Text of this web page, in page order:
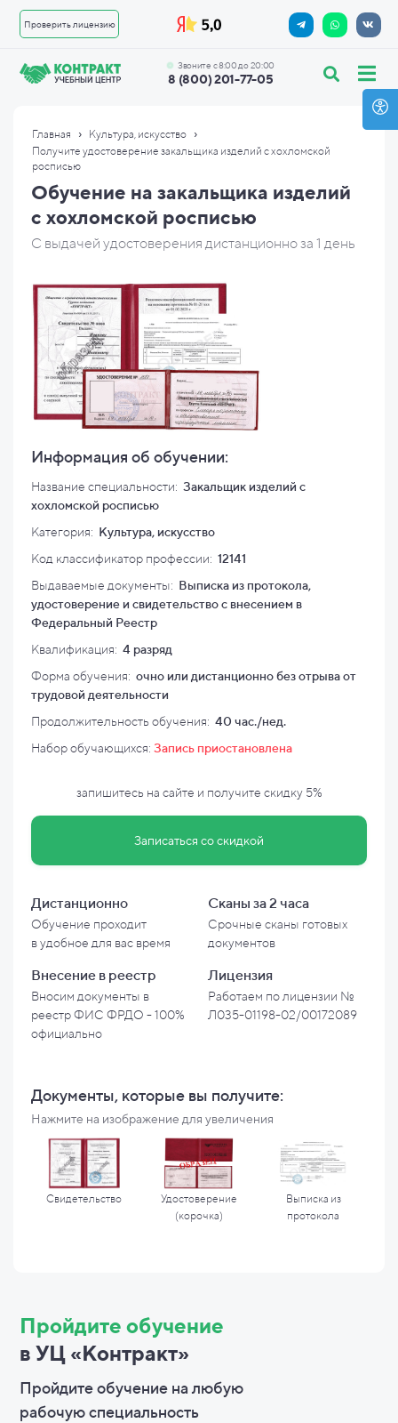
Проверить лицензию
8 (800) 201-77-05
Звоните с 8:00 до 20:00
Главная › Культура, искусство ›
Получите удостоверение закальщика изделий с хохломской
росписью
Обучение на закальщика изделий
с хохломской росписью
С выдачей удостоверения дистанционно за 1 день
Информация об обучении:
Название специальности: Закальщик изделий с
хохломской росписью
Категория: Культура, искусство
Код классификатор профессии: 12141
Выдаваемые документы: Выписка из протокола,
удостоверение и свидетельство с внесением в
Федеральный Реестр
Квалификация: 4 разряд
Форма обучения: очно или дистанционно без отрыва от
трудовой деятельности
Продолжительность обучения: 40 час./нед.
Набор обучающихся: Запись приостановлена
запишитесь на сайте и получите скидку 5%
Записаться со скидкой
Дистанционно
Обучение проходит
вудобное для вас время
Сканы за 2 часа
Срочные сканы готовых
документов
Внесение в реестр
Вносим документы в
реестр ФИС ФРДО - 100%
официально
Лицензия
Работаем по лицензии №
Л035-01198-02/00172089
Документы, которые вы получите:
Нажмите на изображение для увеличения
Свидетельство
Удостоверение
(корочка)
Выписка из
протокола
Пройдите обучение
в УЦ «Контракт»
Пройдите обучение на любую
рабочую специальность